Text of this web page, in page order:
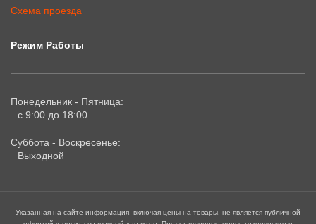
Схема проезда
Режим Работы
Понедельник - Пятница:
с 9:00 до 18:00
Суббота - Воскресенье:
Выходной
Указанная на сайте информация, включая цены на товары, не является публичной